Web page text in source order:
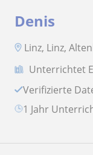
Denis
Linz, Linz,
Unterrichtet
Verifizierte
1 Jahr